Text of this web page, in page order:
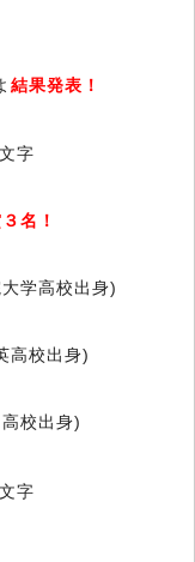
結果発表！
名！
学高校出身)
高校出身)
校出身)